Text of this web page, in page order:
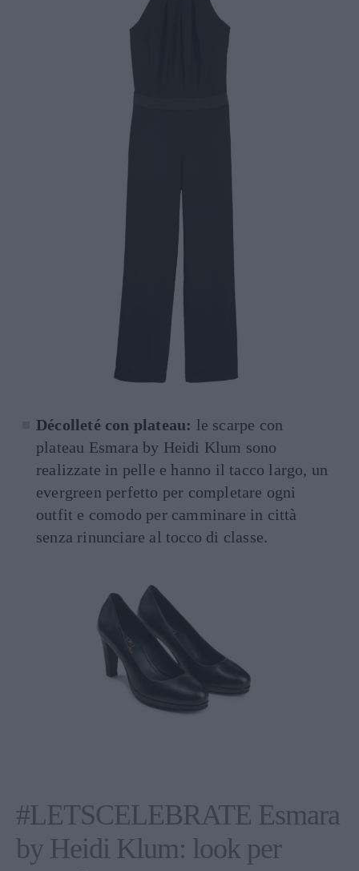
Décolleté con plateau: le scarpe con
plateau Esmara by Heidi Klum sono
realizzate in pelle e hanno il tacco largo, un
evergreen perfetto per completare ogni
outfit e comodo per camminare in città
senza rinunciare al tocco di classe.
#LETSCELEBRATE Esmara
by Heidi Klum: look per